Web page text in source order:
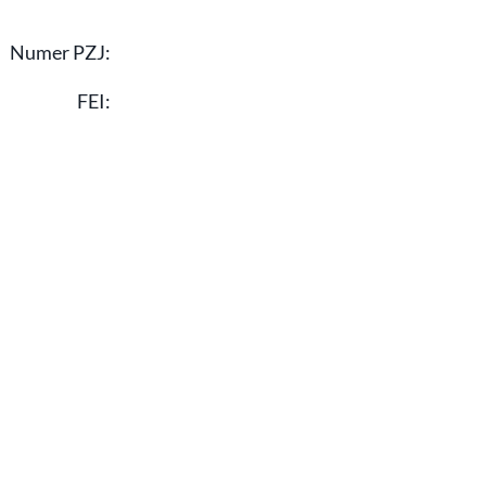
Numer PZJ:
FEI: